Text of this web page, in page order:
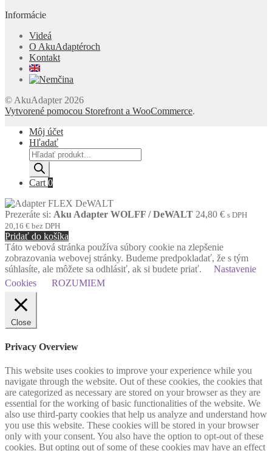
Informácie
Videá
O AkuAdaptéroch
Kontakt
© AkuAdapter 2026
Vytvorené pomocou Storefront a WooCommerce.
Môj účet
Hľadať
Products
search
Cart 0
Prezeráte si: Aku Adapter WOLFF / DeWALT 24,80 € s DPH
20,16 € bez DPH
Pridať do košíka
Táto webová stránka používa súbory cookie na zlepšenie
zobrazovania webovej stránky. Budeme predpokladať, že s tým
súhlasíte, ale môžete sa odhlásiť, ak si budete priať.
Nastavenie
Cookies
ROZUMIEM
Close
Privacy Overview
This website uses cookies to improve your experience while you
navigate through the website. Out of these cookies, the cookies that
are categorized as necessary are stored on your browser as they are
essential for the working of basic functionalities of the website. We
also use third-party cookies that help us analyze and understand how
you use this website. These cookies will be stored in your browser
only with your consent. You also have the option to opt-out of these
cookies. But opting out of some of these cookies may have an effect